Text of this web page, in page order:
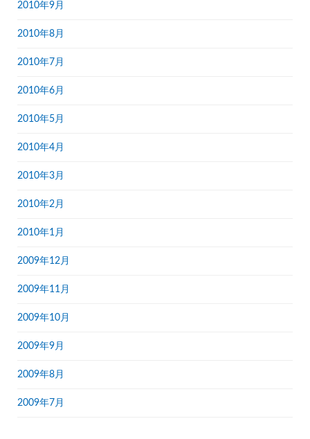
2010年9月
2010年8月
2010年7月
2010年6月
2010年5月
2010年4月
2010年3月
2010年2月
2010年1月
2009年12月
2009年11月
2009年10月
2009年9月
2009年8月
2009年7月